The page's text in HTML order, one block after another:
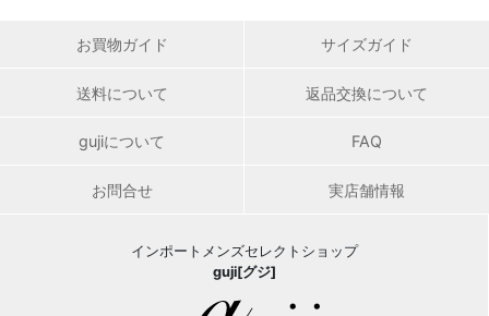
お買物ガイド サイズガイド
送料について 返品交換について
gujiについて FAQ
お問合せ 実店舗情報
インポートメンズセレクトショップ
guji[グジ]